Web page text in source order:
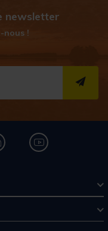
newsletter
nous !